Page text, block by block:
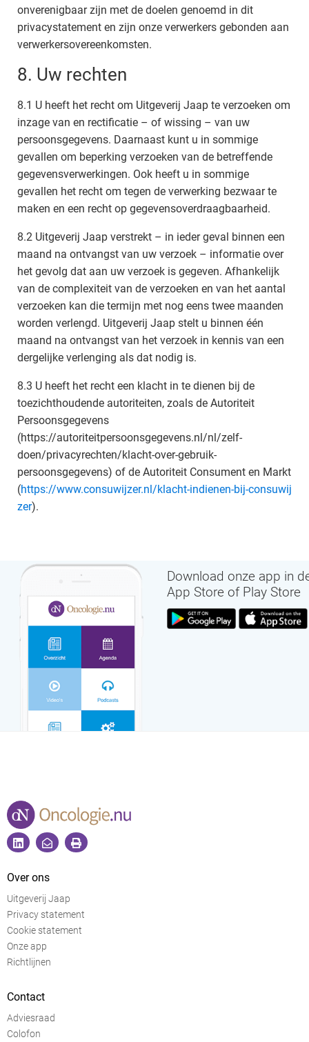
onverenigbaar zijn met de doelen genoemd in dit
privacystatement en zijn onze verwerkers gebonden aan
verwerkersovereenkomsten.
8. Uw rechten
8.1 U heeft het recht om Uitgeverij Jaap te verzoeken om
inzage van en rectificatie – of wissing – van uw
persoonsgegevens. Daarnaast kunt u in sommige
gevallen om beperking verzoeken van de betreffende
gegevensverwerkingen. Ook heeft u in sommige
gevallen het recht om tegen de verwerking bezwaar te
maken en een recht op gegevensoverdraagbaarheid.
8.2 Uitgeverij Jaap verstrekt – in ieder geval binnen een
maand na ontvangst van uw verzoek – informatie over
het gevolg dat aan uw verzoek is gegeven. Afhankelijk
van de complexiteit van de verzoeken en van het aantal
verzoeken kan die termijn met nog eens twee maanden
worden verlengd. Uitgeverij Jaap stelt u binnen één
maand na ontvangst van het verzoek in kennis van een
dergelijke verlenging als dat nodig is.
8.3 U heeft het recht een klacht in te dienen bij de
toezichthoudende autoriteiten, zoals de Autoriteit
Persoonsgegevens
(https://autoriteitpersoonsgegevens.nl/nl/zelf-
doen/privacyrechten/klacht-over-gebruik-
persoonsgegevens) of de Autoriteit Consument en Markt
(https://www.consuwijzer.nl/klacht-indienen-bij-consuwij
zer).
Download onze app in
App Store of Play Store
Over ons
Uitgeverij Jaap
Privacy statement
Cookie statement
Onze app
Richtlijnen
Contact
Adviesraad
Colofon